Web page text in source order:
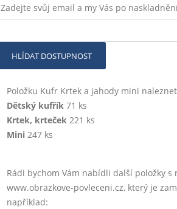
Zadejte svůj email a my Vás po
HLÍDAT DOSTUPNOST
Položku Kufr Krtek a jahody mini
Dětský kufřík71 ks
Krtek, krteček221 ks
Mini247 ks
Rádi bychom Vám nabídli další položky
www.obrazkove-povleceni.cz, který je
například: